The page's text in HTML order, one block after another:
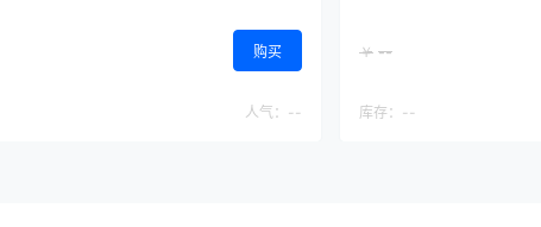
购买
人气： --
￥ --
库存： --